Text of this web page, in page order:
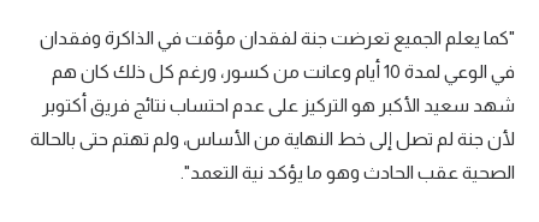
"كما يعلم الجميع تعرضت جنة لفقدان مؤقت في الذاكرة وفقدان
في الوعي لمدة 10 أيام وعانت من كسور، ورغم كل ذلك كان هم
شهد سعيد الأكبر هو التركيز على عدم احتساب نتائج فريق أكتوبر
لأن جنة لم تصل إلى خط النهاية من الأساس، ولم تهتم حتى بالحالة
الصحية عقب الحادث وهو ما يؤكد نية التعمد".